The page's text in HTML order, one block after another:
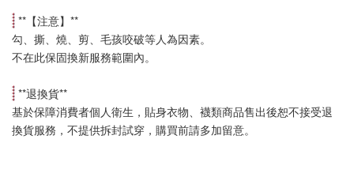
**【注意】**
勾、撕、燒、剪、毛孩咬破等人為因素。
不在此保固換新服務範圍內。
**退換貨**
基於保障消費者個人衛生，貼身衣物、襪類商品售出後恕不接受退
換貨服務，不提供拆封試穿，購買前請多加留意。